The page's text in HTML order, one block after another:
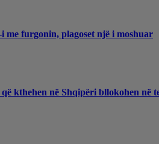
me furgonin, plagoset një i moshuar
kthehen në Shqipëri bllokohen në